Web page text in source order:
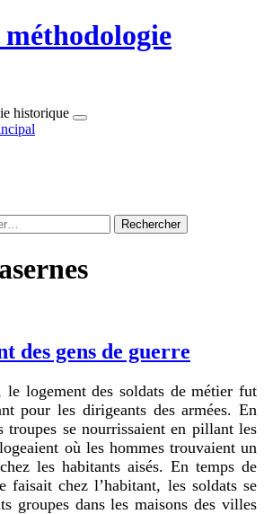
historique
des gens de guerre
le logement des soldats de métier fut
pour les dirigeants des armées. En
troupes se nourrissaient en pillant les
où les hommes trouvaient un
les habitants aisés. En temps de
faisait chez l’habitant, les soldats se
groupes dans les maisons des villes